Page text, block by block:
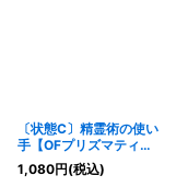
〔状態C〕精霊術の使い
手【OFプリズマティッ
クシークレット】
{LOSP-JP019}《魔法》
1,080円(税込)